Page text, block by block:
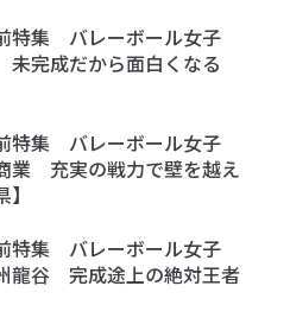
特集 バレーボール女子
未完成だから面白くなる
特集 バレーボール女子
業 充実の戦力で壁を越え
特集 バレーボール女子
州龍谷 完成途上の絶対王者